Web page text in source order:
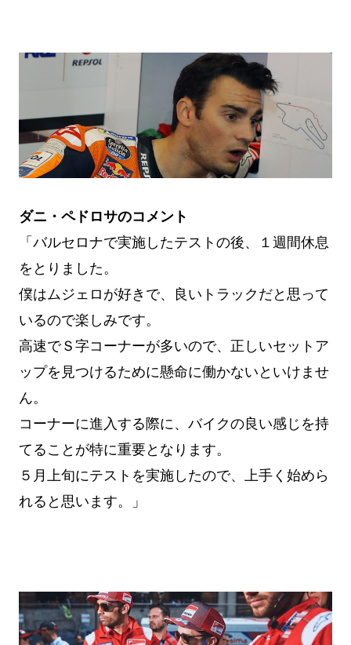
ダニ・ペドロサのコメント
「バルセロナで実施したテストの後、１週間休息
をとりました。
僕はムジェロが好きで、良いトラックだと思って
いるので楽しみです。
高速でＳ字コーナーが多いので、正しいセットア
ップを見つけるために懸命に働かないといけませ
ん。
コーナーに進入する際に、バイクの良い感じを持
てることが特に重要となります。
５月上旬にテストを実施したので、上手く始めら
れると思います。」